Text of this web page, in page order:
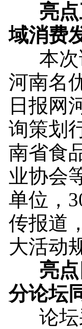
亮点
域消费
本次
河南名
日报网
询策划
南省食
业协会
单位，
传报道
大活动
亮点
分论坛
论坛